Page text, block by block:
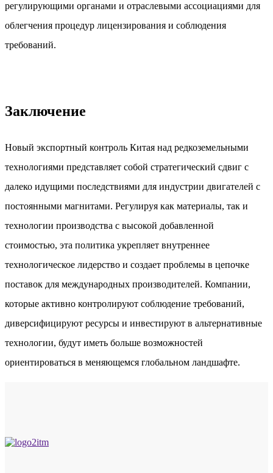
регулирующими органами и отраслевыми ассоциациями для
облегчения процедур лицензирования и соблюдения
требований.
Заключение
Новый экспортный контроль Китая над редкоземельными
технологиями представляет собой стратегический сдвиг с
далеко идущими последствиями для индустрии двигателей с
постоянными магнитами. Регулируя как материалы, так и
технологии производства с высокой добавленной
стоимостью, эта политика укрепляет внутреннее
технологическое лидерство и создает проблемы в цепочке
поставок для международных производителей. Компании,
которые активно контролируют соблюдение требований,
диверсифицируют ресурсы и инвестируют в альтернативные
технологии, будут иметь больше возможностей
ориентироваться в меняющемся глобальном ландшафте.